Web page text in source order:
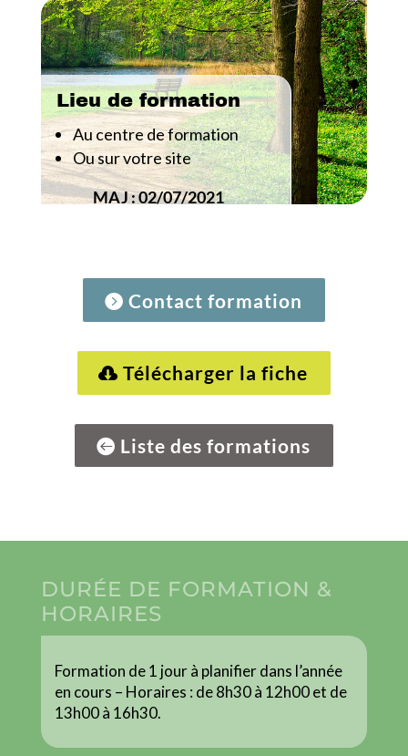
Lieu de formation
Au centre de formation
Ou sur votre site
MAJ : 02/07/2021
Contact formation
Télécharger la fiche
Liste des formations
DURÉE DE FORMATION &
HORAIRES
Formation de 1 jour à planifier dans l’année
en cours – Horaires : de 8h30 à 12h00 et de
13h00 à 16h30.